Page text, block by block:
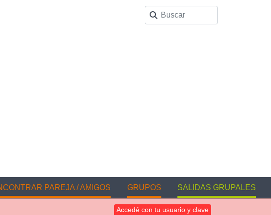
PAREJA / AMIGOS GRUPOS SALIDAS GRUPALES
Accedé con tu usuario y clave